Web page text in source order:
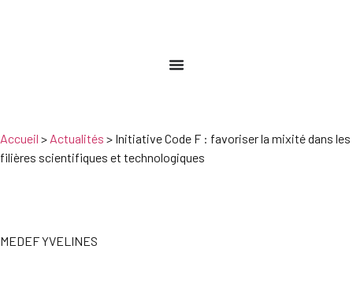
Accueil > Actualités > Initiative Code F : favoriser la mixité dans les
filières scientifiques et technologiques
MEDEF YVELINES